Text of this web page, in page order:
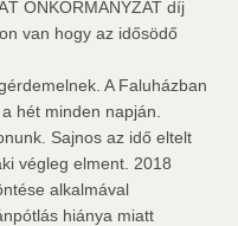
ÖNKORMÁNYZAT díj
van hogy az idősödő
A Faluházban
hét minden napján.
Sajnos az idő eltelt
végleg elment. 2018
alkalmával
hiánya miatt